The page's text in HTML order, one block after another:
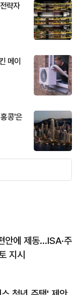
략자
메이
콩'은
안에 제동…ISA·주
지시